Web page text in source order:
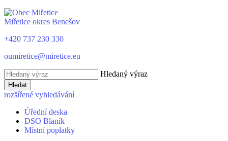
Miřetice okres Benešov
+420 737 230 330
oumiretice@miretice.eu
Hledaný výraz
Hledat
rozšířené vyhledávání
Úřední deska
DSO Blaník
Místní poplatky